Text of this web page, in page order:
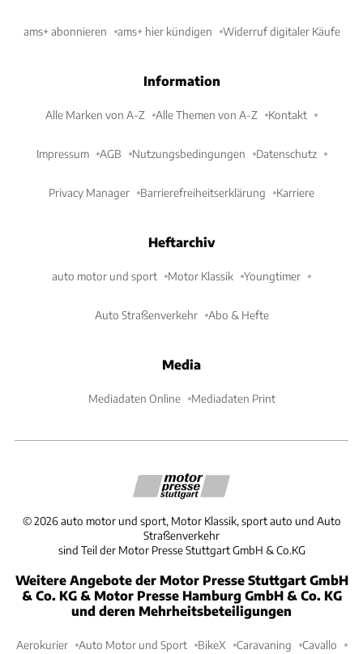
ams+ abonnieren ams+ hier kündigen Widerruf digitaler Käufe
Information
Alle Marken von A-Z Alle Themen von A-Z Kontakt
Impressum AGB Nutzungsbedingungen Datenschutz
Privacy Manager Barrierefreiheitserklärung Karriere
Heftarchiv
auto motor und sport Motor Klassik Youngtimer
Auto Straßenverkehr Abo & Hefte
Media
Mediadaten Online Mediadaten Print
©2026 auto motor und sport, Motor Klassik, sport auto und Auto
Straßenverkehr
sind Teil der Motor Presse Stuttgart GmbH & Co.KG
Weitere Angebote der Motor Presse Stuttgart GmbH
& Co. KG & Motor Presse Hamburg GmbH & Co. KG
und deren Mehrheitsbeteiligungen
Aerokurier Auto Motor und Sport BikeX Caravaning Cavallo